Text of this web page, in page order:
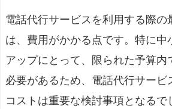
電話代行サービスを利用する際の
は、費用がかかる点です。特に中
アップにとって、限られた予算内
必要があるため、電話代行サービ
コストは重要な検討事項となるで